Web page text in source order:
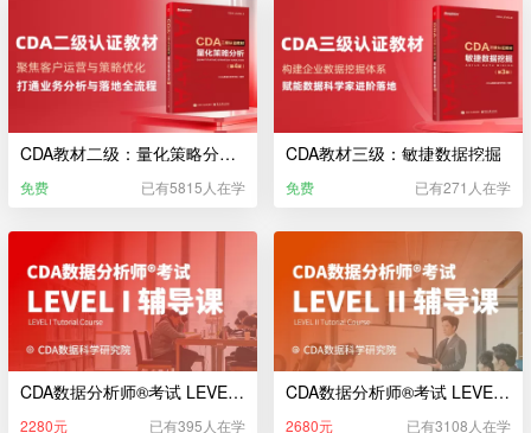
CDA教材二级：量化策略分析（2025）
免费 已有5815人在学
CDA教材三级：敏捷数据挖掘
免费 已有271人在学
CDA数据分析师®考试 LEVEL I 辅导课（新版）
2280元 已有395人在学
CDA数据分析师®考试 LEVEL II 辅导课（新版）
2680元 已有3108人在学